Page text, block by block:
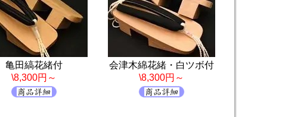
亀田縞花緒付
\8,300円～
会津木綿花緒・白ツボ付
\8,300円～